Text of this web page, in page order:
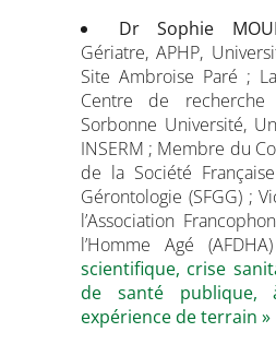
Dr Sophie
Gériatre, APHP,
Site Ambroise Paré ;
Centre de recherche
Sorbonne Université,
INSERM ; Membre du
de la Société
Gérontologie (SFGG) ;
l’Association
l’Homme Agé
scientifique, crise
de santé publique,
expérience de terrain »